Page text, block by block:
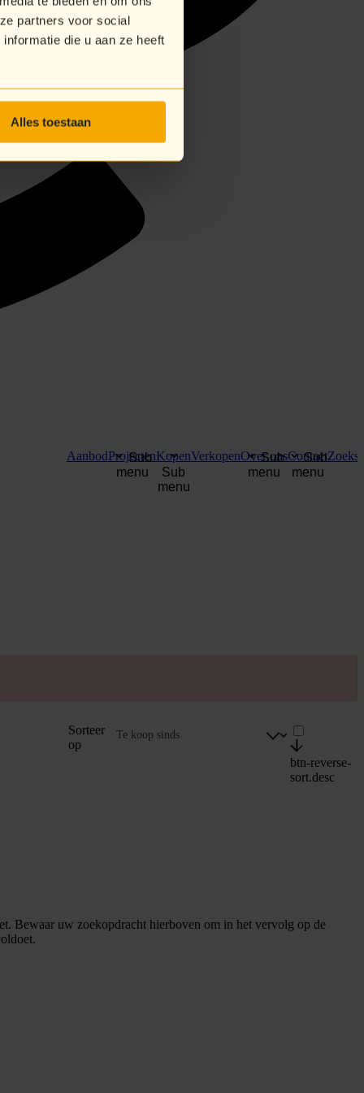
partners voor social
die u aan ze heeft
Alles toestaan
AanbodProjecten
Sub
menu
Kopen
Sub
menu
VerkopenOver ons
Sub
menu
Contact
Sub
menu
Sorteer
op
btn-reverse-
sort.desc
Bewaar uw zoekopdracht hierboven om in het vervolg op de